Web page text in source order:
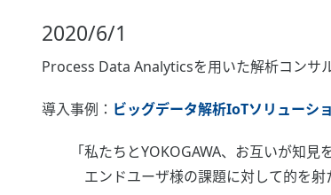
2020/6/1
Process Data Analyticsを用いた解析コンサ
導入事例： ビッグデータ解析IoTソリューシ
「私たちとYOKOGAWA、お互いが知見
エンドユーザ様の課題に対して的を射た